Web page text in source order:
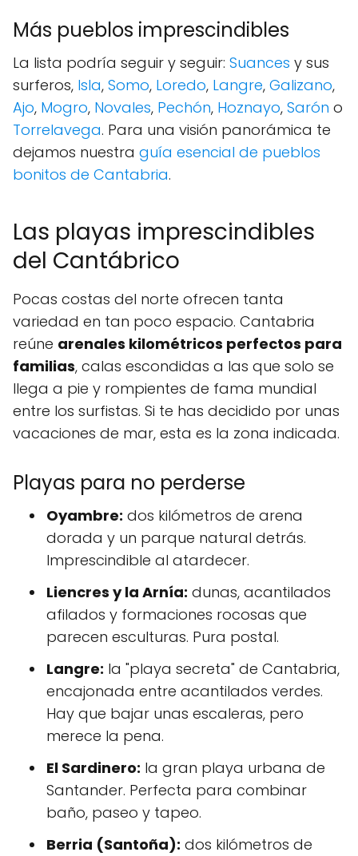
Más pueblos imprescindibles
La lista podría seguir y seguir: Suances y sus
surferos, Isla, Somo, Loredo, Langre, Galizano,
Ajo, Mogro, Novales, Pechón, Hoznayo, Sarón o
Torrelavega. Para una visión panorámica te
dejamos nuestra guía esencial de pueblos
bonitos de Cantabria.
Las playas imprescindibles
del Cantábrico
Pocas costas del norte ofrecen tanta
variedad en tan poco espacio. Cantabria
reúne arenales kilométricos perfectos para
familias, calas escondidas a las que solo se
llega a pie y rompientes de fama mundial
entre los surfistas. Si te has decidido por unas
vacaciones de mar, esta es la zona indicada.
Playas para no perderse
Oyambre: dos kilómetros de arena
dorada y un parque natural detrás.
Imprescindible al atardecer.
Liencres y la Arnía: dunas, acantilados
afilados y formaciones rocosas que
parecen esculturas. Pura postal.
Langre: la "playa secreta" de Cantabria,
encajonada entre acantilados verdes.
Hay que bajar unas escaleras, pero
merece la pena.
El Sardinero: la gran playa urbana de
Santander. Perfecta para combinar
baño, paseo y tapeo.
Berria (Santoña): dos kilómetros de